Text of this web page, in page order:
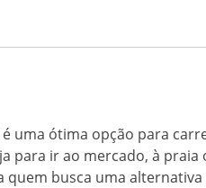
uma ótima opção para
para ir ao mercado, à
busca uma